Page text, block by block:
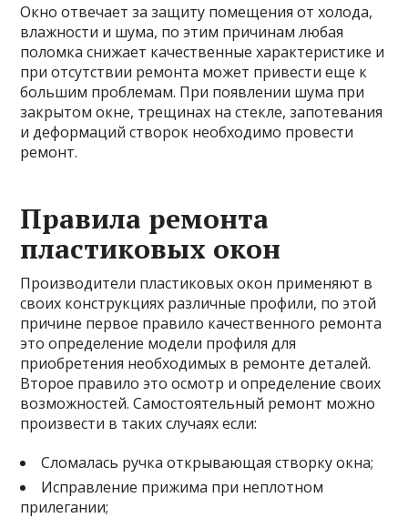
Окно отвечает за защиту помещения от холода,
влажности и шума, по этим причинам любая
поломка снижает качественные характеристике и
при отсутствии ремонта может привести еще к
большим проблемам. При появлении шума при
закрытом окне, трещинах на стекле, запотевания
и деформаций створок необходимо провести
ремонт.
Правила ремонта
пластиковых окон
Производители пластиковых окон применяют в
своих конструкциях различные профили, по этой
причине первое правило качественного ремонта
это определение модели профиля для
приобретения необходимых в ремонте деталей.
Второе правило это осмотр и определение своих
возможностей. Самостоятельный ремонт можно
произвести в таких случаях если:
Сломалась ручка открывающая створку окна;
Исправление прижима при неплотном
прилегании;